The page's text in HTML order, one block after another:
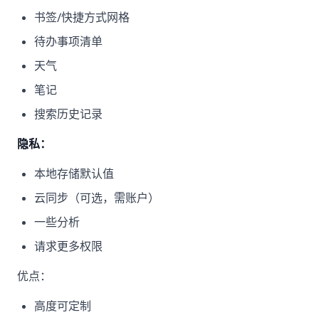
书签/快捷方式网格
待办事项清单
天气
笔记
搜索历史记录
隐私：
本地存储默认值
云同步（可选，需账户）
一些分析
请求更多权限
优点：
高度可定制